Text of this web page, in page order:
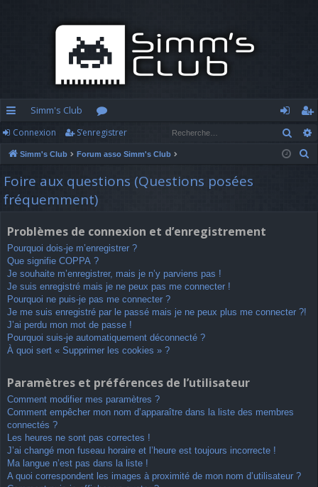
cc
ès
ra
pi
d
e
Simm's Club
or
u
m
s
o
n
’e
nr
Connexion S’enregistrer
Simm's Club Forum asso Simm's Club
Foire aux questions (Questions posées
fréquemment)
Problèmes de connexion et d’enregistrement
Pourquoi dois-je m’enregistrer ?
Que signifie COPPA ?
Je souhaite m’enregistrer, mais je n’y parviens pas !
Je suis enregistré mais je ne peux pas me connecter !
Pourquoi ne puis-je pas me connecter ?
Je me suis enregistré par le passé mais je ne peux plus me connecter ?!
J’ai perdu mon mot de passe !
Pourquoi suis-je automatiquement déconnecté ?
À quoi sert « Supprimer les cookies » ?
Paramètres et préférences de l’utilisateur
Comment modifier mes paramètres ?
Comment empêcher mon nom d’apparaître dans la liste des membres
connectés ?
Les heures ne sont pas correctes !
J’ai changé mon fuseau horaire et l’heure est toujours incorrecte !
Ma langue n’est pas dans la liste !
A quoi correspondent les images à proximité de mon nom d’utilisateur ?